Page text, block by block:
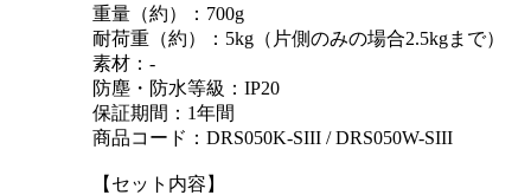
重量（約）：700g
耐荷重（約）：5kg（片側のみの場合2.5kgまで）
素材：-
防塵・防水等級：IP20
保証期間：1年間
商品コード：DRS050K-SIII / DRS050W-SIII
【セット内容】